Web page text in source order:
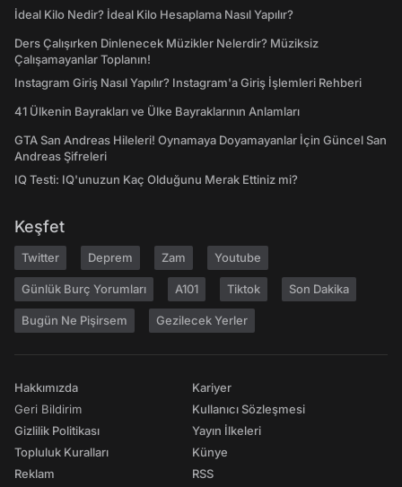
İdeal Kilo Nedir? İdeal Kilo Hesaplama Nasıl Yapılır?
Ders Çalışırken Dinlenecek Müzikler Nelerdir? Müziksiz
Çalışamayanlar Toplanın!
Instagram Giriş Nasıl Yapılır? Instagram'a Giriş İşlemleri Rehberi
41 Ülkenin Bayrakları ve Ülke Bayraklarının Anlamları
GTA San Andreas Hileleri! Oynamaya Doyamayanlar İçin Güncel San
Andreas Şifreleri
IQ Testi: IQ'unuzun Kaç Olduğunu Merak Ettiniz mi?
Keşfet
Twitter Deprem Zam Youtube
Günlük Burç Yorumları A101 Tiktok Son Dakika
Bugün Ne Pişirsem Gezilecek Yerler
Hakkımızda
Geri Bildirim
Gizlilik Politikası
Topluluk Kuralları
Reklam
Kariyer
Kullanıcı Sözleşmesi
Yayın İlkeleri
Künye
RSS